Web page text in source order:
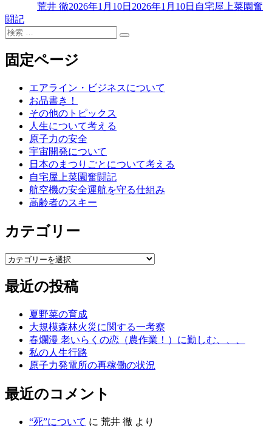
者
荒井 徹日:
2026年1月10日 2026年1月10日ゴ
自宅屋上菜園奮
闘記
検
対
象:
検
固定ページ
エアライン・ビジネスについて
お品書き！
その他のトピックス
人生について考える
原子力の安全
宇宙開発について
日本のまつりごとについて考える
自宅屋上菜園奮闘記
航空機の安全運航を守る仕組み
高齢者のスキー
カテゴリー
カ
ゴ
リ
最近の投稿
夏野菜の育成
大規模森林火災に関する一考察
春爛漫 老いらくの恋（農作業！）に勤しむ、、、
私の人生行路
原子力発電所の再稼働の状況
最近のコメント
“死”について に 荒井 徹 より